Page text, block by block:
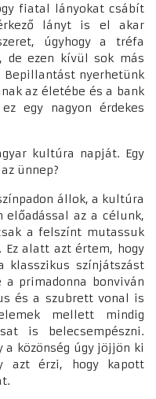
fiatal lányokat csábít
lányt is el akar
úgyhogy a tréfa
de ezen kívül sok más
nyerhetünk
az életébe és a bank
egy nagyon érdekes
kultúra napját. Egy
ünnep?
állok, a kultúra
előadással az a célunk,
a felszínt mutassuk
Ez alatt azt értem, hogy
klasszikus színjátszást
primadonna bonviván
és a szubrett vonal is
mellett mindig
is belecsempészni.
a közönség úgy jöjjön ki
azt érzi, hogy kapott